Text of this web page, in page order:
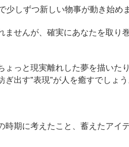
しずつ新しい物事が動き始めま
せんが、確実にあなたを取り
っと現実離れした夢を描いた
出す”表現”が人を癒すでしょう
期に考えたこと、蓄えたアイ